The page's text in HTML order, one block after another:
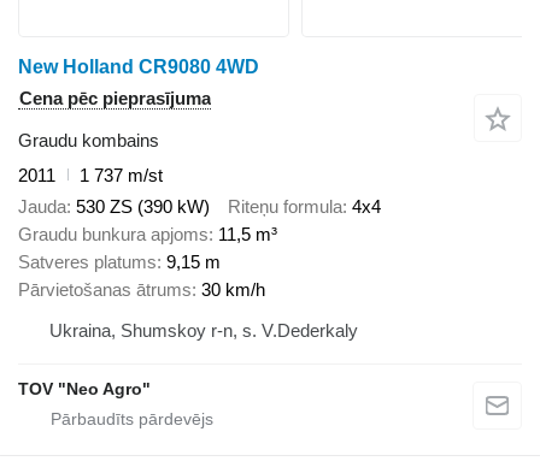
New Holland CR9080 4WD
Cena pēc pieprasījuma
Graudu kombains
2011
1 737 m/st
Jauda 530 ZS (390 kW) Riteņu formula 4x4
Graudu bunkura apjoms 11,5 m³
Satveres platums 9,15 m
Pārvietošanas ātrums 30 km/h
Ukraina, Shumskoy r-n, s. V.Dederkaly
TOV "Neo Agro"